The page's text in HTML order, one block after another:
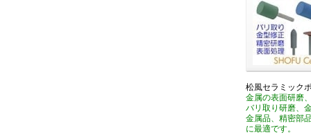
松風セラミック
金属の表面研磨
バリ取り研磨、
金属品、精密部
に最適です。